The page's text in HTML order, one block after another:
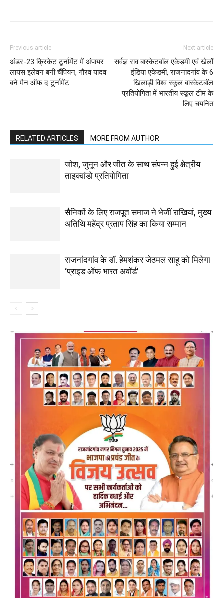
Previous article
अंडर-23 क्रिकेट टूर्नामेंट में अंपायर
लायंस इलेवन बनी चैंपियन, गौरव यादव
बने मैन ऑफ द टूर्नामेंट
Next article
सर्वज्ञ राव बास्केटबॉल एकेड़मी एवं खेलों
इंडिया एकेडमी, राजनांदगांव के 6
खिलाड़ी विश्व स्कूल बास्केटबॉल
प्रतियोगिता में भारतीय स्कूल टीम के
लिए चयनित
RELATED ARTICLES MORE FROM AUTHOR
जोश, जुनून और जीत के साथ संपन्न हुई क्षेत्रीय
ताइक्वांडो प्रतियोगिता
सैनिकों के लिए राजपूत समाज ने भेजीं राखियां, मुख्य
अतिथि महेंद्र प्रताप सिंह का किया सम्मान
राजनांदगांव के डॉ. हेमशंकर जेठमल साहू को मिलेगा
‘प्राइड ऑफ भारत अवॉर्ड’